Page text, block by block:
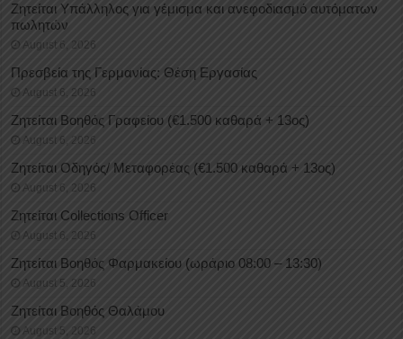
Ζητείται Υπάλληλος για γέμισμα και ανεφοδιασμό αυτόματων
πωλητών
August 6, 2026
Πρεσβεία της Γερμανίας: Θέση Εργασίας
August 6, 2026
Ζητείται Βοηθός Γραφείου (€1.500 καθαρά + 13ος)
August 6, 2026
Ζητείται Οδηγός/ Μεταφορέας (€1.500 καθαρά + 13ος)
August 6, 2026
Ζητείται Collections Officer
August 6, 2026
Ζητείται Βοηθός Φαρμακείου (ωράριο 08:00 – 13:30)
August 5, 2026
Ζητείται Βοηθός Θαλάμου
August 5, 2026